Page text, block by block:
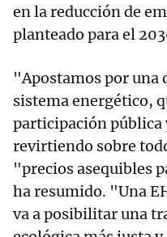
en la reducción de
planteado para el
"Apostamos por una
sistema energético,
participación
revirtiendo sobre
"precios asequibles
ha resumido. "Una
va a posibilitar una